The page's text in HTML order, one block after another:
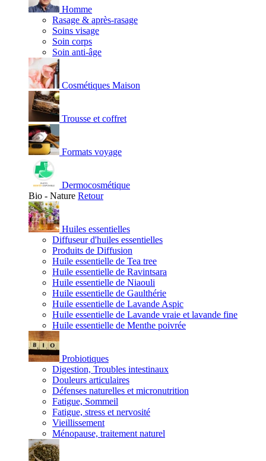
Homme
Rasage & après-rasage
Soins visage
Soin corps
Soin anti-âge
Cosmétiques Maison
Trousse et coffret
Formats voyage
Dermocosmétique
Bio - Nature Retour
Huiles essentielles
Diffuseur d'huiles essentielles
Produits de Diffusion
Huile essentielle de Tea tree
Huile essentielle de Ravintsara
Huile essentielle de Niaouli
Huile essentielle de Gaulthérie
Huile essentielle de Lavande Aspic
Huile essentielle de Lavande vraie et lavande fine
Huile essentielle de Menthe poivrée
Probiotiques
Digestion, Troubles intestinaux
Douleurs articulaires
Défenses naturelles et micronutrition
Fatigue, Sommeil
Fatigue, stress et nervosité
Vieillissement
Ménopause, traitement naturel